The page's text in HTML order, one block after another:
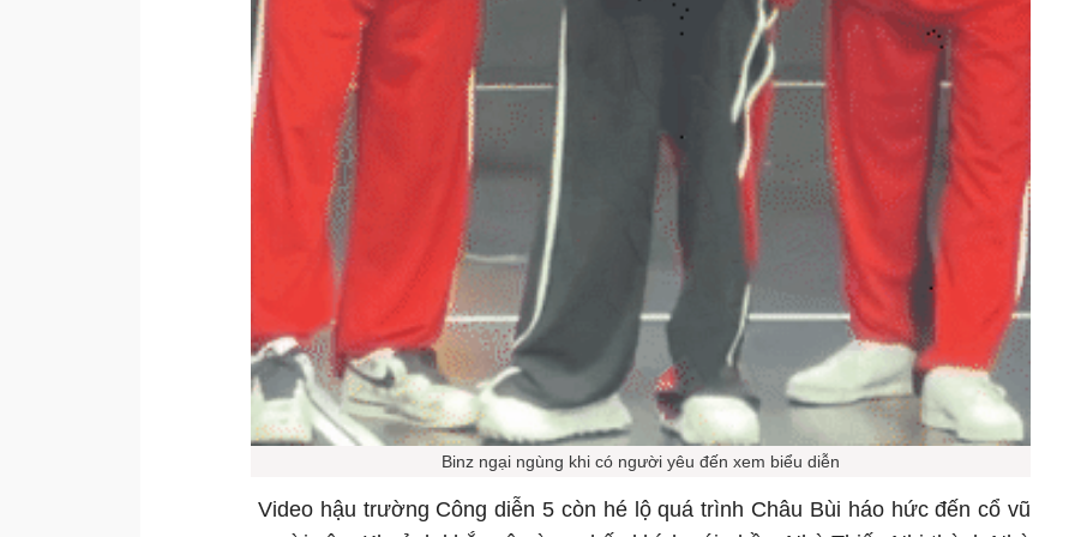
Binz ngại ngùng khi có người yêu đến xem biểu diễn
Video hậu trường Công diễn 5 còn hé lộ quá trình Châu Bùi háo hức đến cổ vũ